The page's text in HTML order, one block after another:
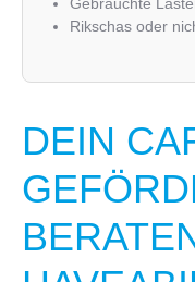
Gebrauchte
Rikschas oder
DEIN